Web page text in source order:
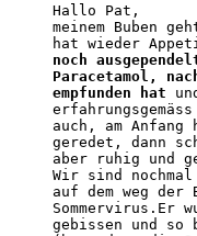
Hallo Pat,
meinem Buben
hat wieder
noch
Paracetamol,
empfunden hat
auch, am
geredet, dann
aber ruhig und
Wir sind
auf dem weg der
Sommervirus.Er
gebissen und